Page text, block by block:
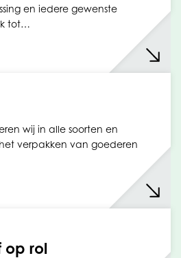
en iedere gewenste
tot…
wij in alle soorten en
verpakken van goederen
op rol